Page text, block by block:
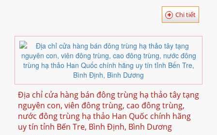
Chi tiết
Địa chỉ cửa hàng bán đông trùng hạ thảo tây tạng
nguyên con, viên đông trùng, cao đông trùng,
nước đông trùng hạ thảo Han Quốc chính hãng
uy tín tỉnh Bến Tre, Bình Định, Bình Dương